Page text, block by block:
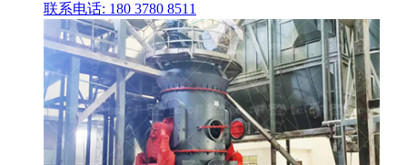
联系电话: 180 3780 8511